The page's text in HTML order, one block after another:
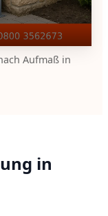
Aufmaß in
in